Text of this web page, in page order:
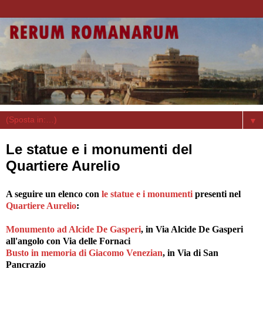
▼
Le statue e i monumenti del
Quartiere Aurelio
A seguire un elenco con le statue e i monumenti presenti nel
Quartiere Aurelio:
Monumento ad Alcide De Gasperi, in Via Alcide De Gasperi
all'angolo con Via delle Fornaci
Busto in memoria di Giacomo Venezian, in Via di San
Pancrazio